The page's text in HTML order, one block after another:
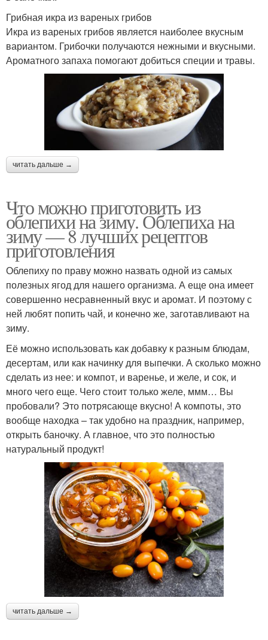
Грибная икра из вареных грибов
Икра из вареных грибов является наиболее вкусным
вариантом. Грибочки получаются нежными и вкусными.
Ароматного запаха помогают добиться специи и травы.
читать дальше →
Что можно приготовить из
облепихи на зиму. Облепиха на
зиму — 8 лучших рецептов
приготовления
Облепиху по праву можно назвать одной из самых
полезных ягод для нашего организма. А еще она имеет
совершенно несравненный вкус и аромат. И поэтому с
ней любят попить чай, и конечно же, заготавливают на
зиму.
Её можно использовать как добавку к разным блюдам,
десертам, или как начинку для выпечки. А сколько можно
сделать из нее: и компот, и варенье, и желе, и сок, и
много чего еще. Чего стоит только желе, ммм… Вы
пробовали? Это потрясающе вкусно! А компоты, это
вообще находка – так удобно на праздник, например,
открыть баночку. А главное, что это полностью
натуральный продукт!
читать дальше →